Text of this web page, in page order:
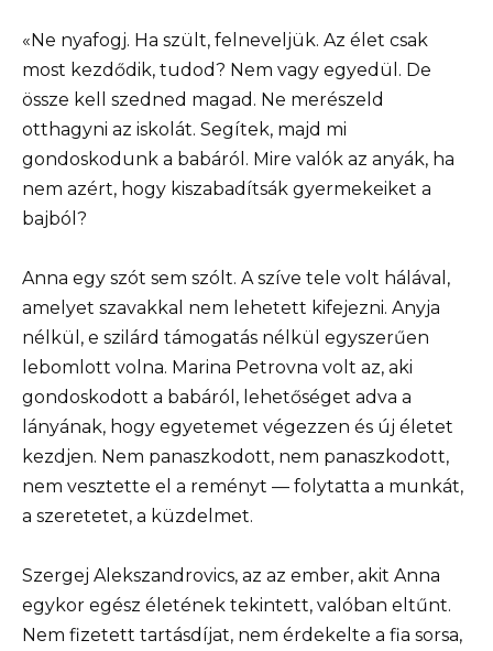
«Ne nyafogj. Ha szült, felneveljük. Az élet csak
most kezdődik, tudod? Nem vagy egyedül. De
össze kell szedned magad. Ne merészeld
otthagyni az iskolát. Segítek, majd mi
gondoskodunk a babáról. Mire valók az anyák, ha
nem azért, hogy kiszabadítsák gyermekeiket a
bajból?
Anna egy szót sem szólt. A szíve tele volt hálával,
amelyet szavakkal nem lehetett kifejezni. Anyja
nélkül, e szilárd támogatás nélkül egyszerűen
lebomlott volna. Marina Petrovna volt az, aki
gondoskodott a babáról, lehetőséget adva a
lányának, hogy egyetemet végezzen és új életet
kezdjen. Nem panaszkodott, nem panaszkodott,
nem vesztette el a reményt — folytatta a munkát,
a szeretetet, a küzdelmet.
Szergej Alekszandrovics, az az ember, akit Anna
egykor egész életének tekintett, valóban eltűnt.
Nem fizetett tartásdíjat, nem érdekelte a fia sorsa,